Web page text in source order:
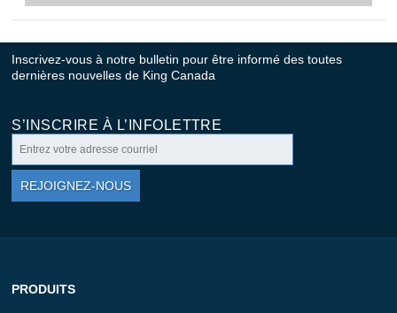
Inscrivez-vous à notre bulletin pour être informé des toutes
dernières nouvelles de King Canada
S’INSCRIRE À L’INFOLETTRE
REJOIGNEZ-NOUS
PRODUITS